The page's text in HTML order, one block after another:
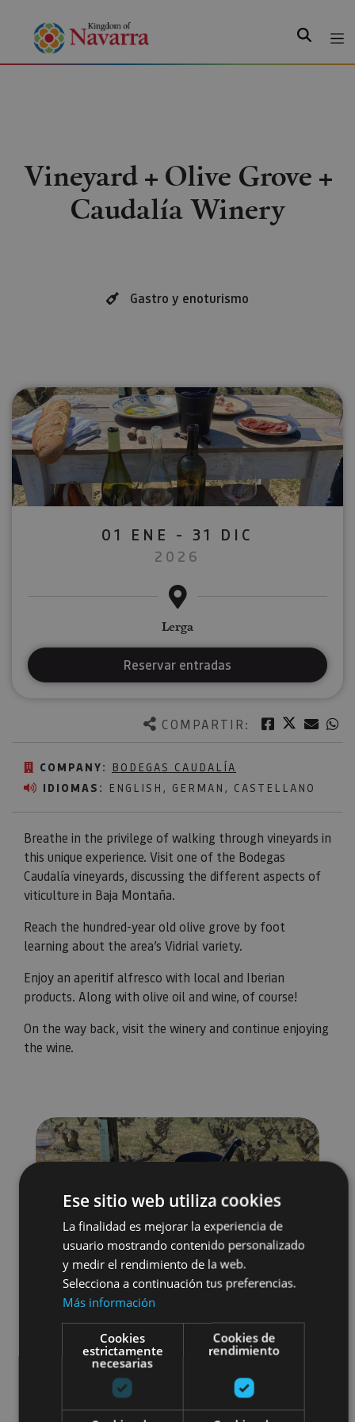
Search
Vineyard + Olive Grove +
Caudalía Winery
Gastro y enoturismo
COMPARTIR: Facebook
Twitter
COMPANY: BODEGAS CAUDALÍA
IDIOMAS: ENGLISH, GERMAN, CASTELLANO
Breathe in the privilege of walking through vineyards in
this unique experience. Visit one of the Bodegas
Caudalía vineyards, discussing the different aspects of
viticulture in Baja Montaña.
Reach the hundred-year old olive grove by foot
learning about the area’s Vidrial variety.
Enjoy an aperitif alfresco with local and Iberian
products. Along with olive oil and wine, of course!
On the way back, visit the winery and continue enjoying
the wine.
01 ENE - 31 DIC
2026
Lerga
Reservar entradas
Ese sitio web utiliza cookies
La finalidad es mejorar la experiencia de
usuario mostrando contenido personalizado
y medir el rendimiento de la web.
Selecciona a continuación tus preferencias.
Más información
Cookies
estrictamente
necesarias
Cookies de
rendimiento